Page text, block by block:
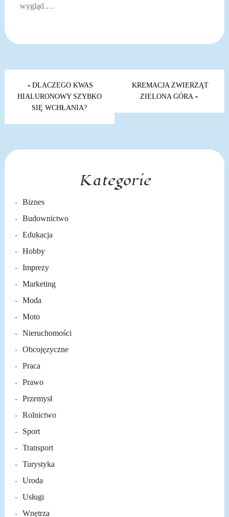
wygląd.…
Nawigacja
wpisuDLACZEGO KWAS
HIALURONOWY SZYBKO
SIĘ WCHŁANIA?
KREMACJA ZWIERZĄT
ZIELONA GÓRA
Kategorie
Biznes
Budownictwo
Edukacja
Hobby
Imprezy
Marketing
Moda
Moto
Nieruchomości
Obcojęzyczne
Praca
Prawo
Przemysł
Rolnictwo
Sport
Transport
Turystyka
Uroda
Usługi
Wnętrza